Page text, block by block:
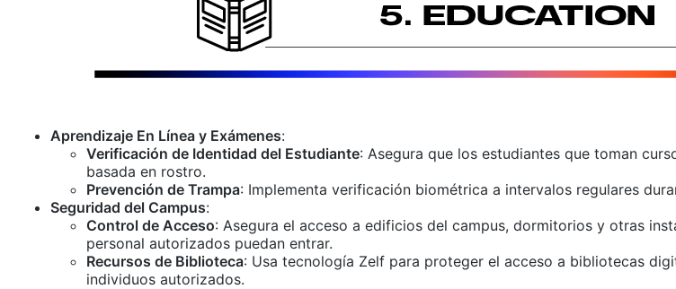
Aprendizaje En Línea y Exámenes:
Verificación de Identidad del Estudiante: Asegura que los estudiantes que toman
basada en rostro.
Prevención de Trampa: Implementa verificación biométrica a intervalos regulares
Seguridad del Campus:
Control de Acceso: Asegura el acceso a edificios del campus, dormitorios y otras
personal autorizados puedan entrar.
Recursos de Biblioteca: Usa tecnología Zelf para proteger el acceso a bibliotecas
individuos autorizados.